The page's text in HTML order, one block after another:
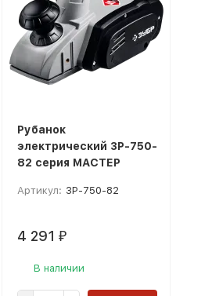
Рубанок
электрический ЗР-750-
82 серия МАСТЕР
Артикул: ЗР-750-82
4 291 ₽
В наличии